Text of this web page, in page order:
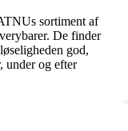
sortiment af
De finder
god,
under og efter